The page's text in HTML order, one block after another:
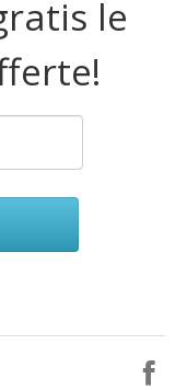
le